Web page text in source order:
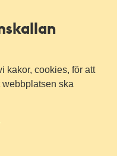
kakor, cookies, för att
ska